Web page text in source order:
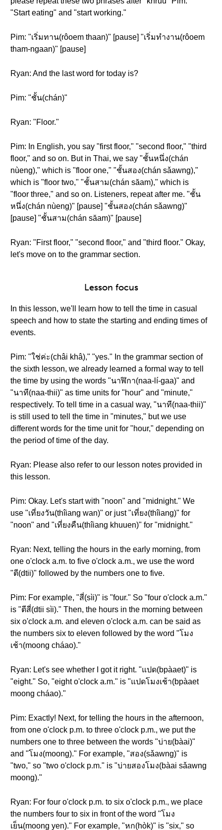
"Start eating" and "start working."
Pim: "เริ่มทาน(rôoem thaan)" [pause] "เริ่มทำงาน(rôoem
tham-ngaan)" [pause]
Ryan: And the last word for today is?
Pim: "ชั้น(chán)"
Ryan: "Floor."
Pim: In English, you say "first floor," "second floor," "third
floor," and so on. But in Thai, we say "ชั้นหนึ่ง(chán
nùeng)," which is "floor one," "ชั้นสอง(chán sǎawng),"
which is "floor two," "ชั้นสาม(chán săam)," which is
"floor three," and so on. Listeners, repeat after me. "ชั้น
หนึ่ง(chán nùeng)" [pause] "ชั้นสอง(chán sǎawng)"
[pause] "ชั้นสาม(chán săam)" [pause]
Ryan: "First floor," "second floor," and "third floor." Okay,
let's move on to the grammar section.
Lesson focus
In this lesson, we'll learn how to tell the time in casual
speech and how to state the starting and ending times of
events.
Pim: "ใช่ค่ะ(châi khâ)," "yes." In the grammar section of
the sixth lesson, we already learned a formal way to tell
the time by using the words "นาฬิกา(naa-lí-gaa)" and
"นาที(naa-thii)" as time units for "hour" and "minute,"
respectively. To tell time in a casual way, "นาที(naa-thii)"
is still used to tell the time in "minutes," but we use
different words for the time unit for "hour," depending on
the period of time of the day.
Ryan: Please also refer to our lesson notes provided in
this lesson.
Pim: Okay. Let's start with "noon" and "midnight." We
use "เที่ยงวัน(thîiang wan)" or just "เที่ยง(thîiang)" for
"noon" and "เที่ยงคืน(thîiang khuuen)" for "midnight."
Ryan: Next, telling the hours in the early morning, from
one o'clock a.m. to five o'clock a.m., we use the word
"ตี(dtii)" followed by the numbers one to five.
Pim: For example, "สี่(sìi)" is "four." So "four o'clock a.m."
is "ตีสี่(dtii sìi)." Then, the hours in the morning between
six o'clock a.m. and eleven o'clock a.m. can be said as
the numbers six to eleven followed by the word "โมง
เช้า(moong cháao)."
Ryan: Let's see whether I got it right. "แปด(bpàaet)" is
"eight." So, "eight o'clock a.m." is "แปดโมงเช้า(bpàaet
moong cháao)."
Pim: Exactly! Next, for telling the hours in the afternoon,
from one o'clock p.m. to three o'clock p.m., we put the
numbers one to three between the words "บ่าย(bàai)"
and "โมง(moong)." For example, "สอง(sǎawng)" is
"two," so "two o'clock p.m." is "บ่ายสองโมง(bàai sǎawng
moong)."
Ryan: For four o'clock p.m. to six o'clock p.m., we place
the numbers four to six in front of the word "โมง
เย็น(moong yen)." For example, "หก(hòk)" is "six," so